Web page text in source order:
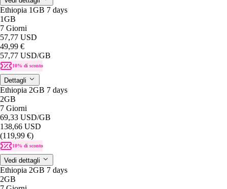
Ethiopia 1GB 7 days
1GB
7 Giorni
57,77 USD
49,99 €
57,77 USD/GB
10% di sconto
Dettagli
Ethiopia 2GB 7 days
2GB
7 Giorni
69,33 USD/GB
138,66 USD
(119,99 €)
10% di sconto
Vedi dettagli
Ethiopia 2GB 7 days
2GB